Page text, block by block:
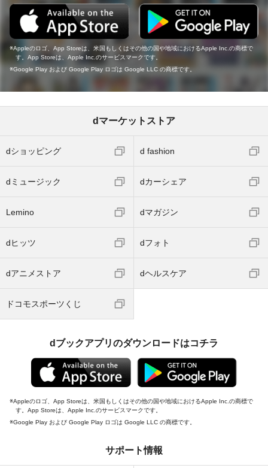
Appleのロゴ、App Storeは、米国もしくはその他の国や地域におけるApple Inc.の商標で
す。App Storeは、Apple Inc.のサービスマークです。
Google Play および Google Play ロゴは Google LLC の商標です。
dマーケットストア
dショッピング d fashion
dミュージック dカーシェア
Lemino dマガジン
dヒッツ dフォト
dアニメストア dヘルスケア
ドコモスポーツくじ
dブックアプリのダウンロードはコチラ
Appleのロゴ、App Storeは、米国もしくはその他の国や地域におけるApple Inc.の商標で
す。App Storeは、Apple Inc.のサービスマークです。
Google Play および Google Play ロゴは Google LLC の商標です。
サポート情報